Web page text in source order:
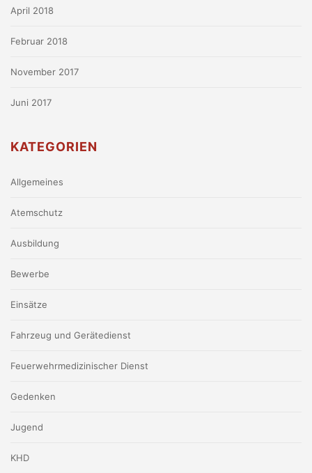
April 2018
Februar 2018
November 2017
Juni 2017
KATEGORIEN
Allgemeines
Atemschutz
Ausbildung
Bewerbe
Einsätze
Fahrzeug und Gerätedienst
Feuerwehrmedizinischer Dienst
Gedenken
Jugend
KHD